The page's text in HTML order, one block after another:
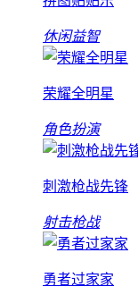
休闲益智
荣耀全明星
角色扮演
刺激枪战先锋
射击枪战
勇者过家家